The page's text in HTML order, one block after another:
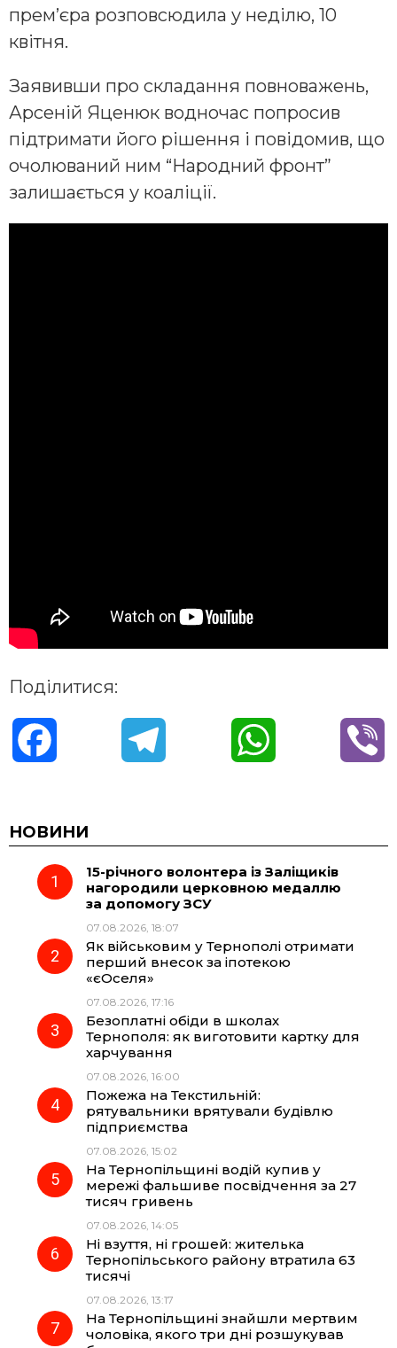
прем’єра розповсюдила у неділю, 10
квітня.
Заявивши про складання повноважень,
Арсеній Яценюк водночас попросив
підтримати його рішення і повідомив, що
очолюваний ним “Народний фронт”
залишається у коаліції.
Поділитися:
c
e
o
k
e
g
r
a
m
t
A
НОВИНИ
15-річного волонтера із Заліщиків
нагородили церковною медаллю
за допомогу ЗСУ
07.08.2026, 18:07
Як військовим у Тернополі отримати
перший внесок за іпотекою
«єОселя»
07.08.2026, 17:16
Безоплатні обіди в школах
Тернополя: як виготовити картку для
харчування
07.08.2026, 16:00
Пожежа на Текстильній:
рятувальники врятували будівлю
підприємства
07.08.2026, 15:02
На Тернопільщині водій купив у
мережі фальшиве посвідчення за 27
тисяч гривень
07.08.2026, 14:05
Ні взуття, ні грошей: жителька
Тернопільського району втратила 63
тисячі
07.08.2026, 13:17
На Тернопільщині знайшли мертвим
чоловіка, якого три дні розшукував